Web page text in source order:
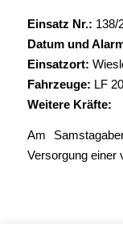
Einsatz Nr.: 138/
Datum und
Einsatzort:
Fahrzeuge: LF
Weitere Kräfte:
Am
Versorgung einer